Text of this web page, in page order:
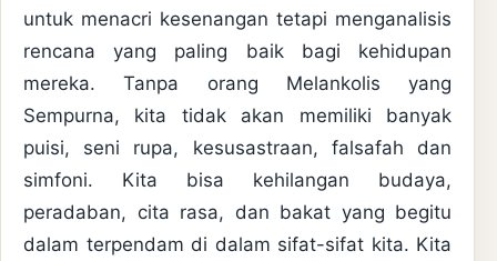
untuk menacri kesenangan tetapi menganalisis
rencana yang paling baik bagi kehidupan
mereka. Tanpa orang Melankolis yang
Sempurna, kita tidak akan memiliki banyak
puisi, seni rupa, kesusastraan, falsafah dan
simfoni. Kita bisa kehilangan budaya,
peradaban, cita rasa, dan bakat yang begitu
dalam terpendam di dalam sifat-sifat kita. Kita